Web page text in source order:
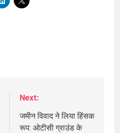
Next:
जमीन विवाद ने लिया हिंसक
रूप: ओटीसी ग्राउंड के